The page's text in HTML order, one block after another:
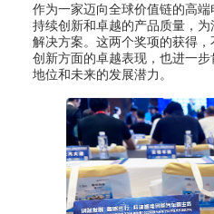
作为一家迈向全球价值链的高
持续创新和卓越的产品质量，
解决方案。这两个奖项的获得
创新方面的卓越表现，也进一
地位和未来的发展潜力。